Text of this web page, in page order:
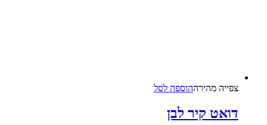
צפייה‬ ‫מהירה‬הוספה לסל
דואט קיר לבן